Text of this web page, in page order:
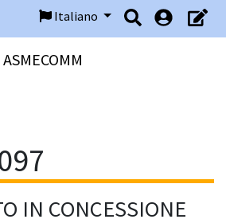
Italiano
ASMECOMM
IN CONCESSIONE